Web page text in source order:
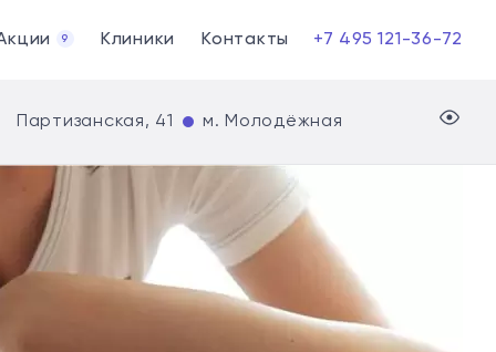
9 Клиники Контакты +7 495 121-36-72
Партизанская, 41 м. Молодёжная